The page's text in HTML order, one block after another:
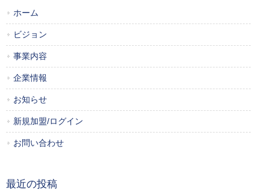
ホーム
ビジョン
事業内容
企業情報
お知らせ
新規加盟/ログイン
お問い合わせ
最近の投稿